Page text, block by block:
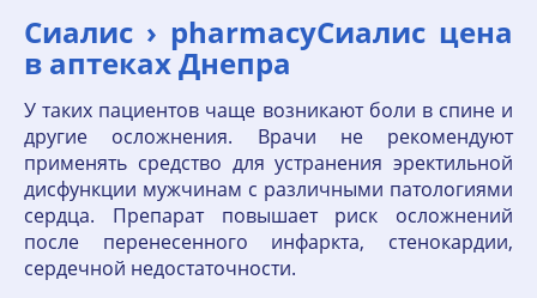
Сиалис › pharmacyСиалис цена
в аптеках Днепра
У таких пациентов чаще возникают боли в спине и
другие осложнения. Врачи не рекомендуют
применять средство для устранения эректильной
дисфункции мужчинам с различными патологиями
сердца. Препарат повышает риск осложнений
после перенесенного инфаркта, стенокардии,
сердечной недостаточности.